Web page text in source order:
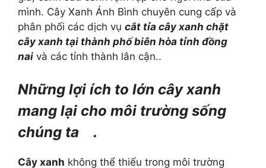
mình. Cây Xanh Ánh Bình chuyên cung cấp và
phân phối các dịch vụ cắt tỉa cây xanh chặt
cây xanh tại thành phố biên hòa tỉnh đồng
nai và các tỉnh thành lân cận..
Những lợi ích to lớn cây xanh
mang lại cho môi trường sống
chúng ta .
Cây xanh không thể thiếu trong môi trường